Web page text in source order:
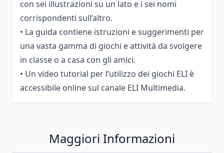
con sei illustrazioni su un lato e i sei nomi
corrispondenti sull’altro.
• La guida contiene istruzioni e suggerimenti per
una vasta gamma di giochi e attività da svolgere
in classe o a casa con gli amici.
• Un video tutorial per l’utilizzo dei giochi ELI è
accessibile online sul canale ELI Multimedia.
Maggiori Informazioni